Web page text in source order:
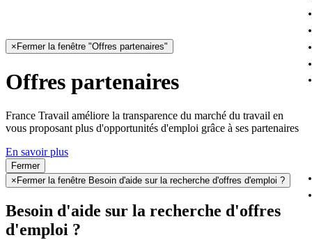
× Fermer la fenêtre "Offres partenaires"
Offres partenaires
France Travail améliore la transparence du marché du travail en
vous proposant plus d'opportunités d'emploi grâce à ses partenaires
En savoir plus
Fermer
× Fermer la fenêtre Besoin d'aide sur la recherche d'offres d'emploi ?
Besoin d'aide sur la recherche d'offres
d'emploi ?